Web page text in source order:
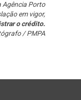
Agência Porto
em vigor,
o crédito.
/ PMPA